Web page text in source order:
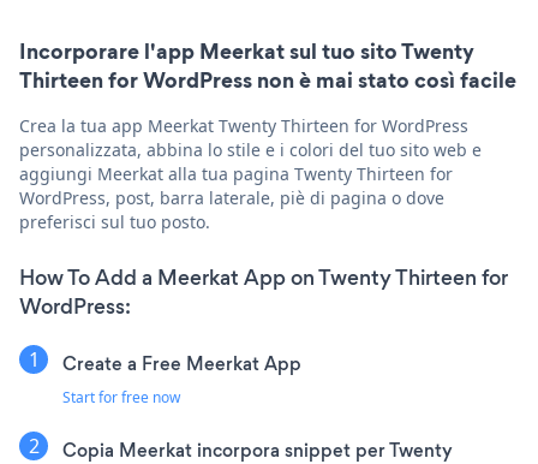
Incorporare l'app Meerkat sul tuo sito Twenty
Thirteen for WordPress non è mai stato così facile
Crea la tua app Meerkat Twenty Thirteen for WordPress
personalizzata, abbina lo stile e i colori del tuo sito web e
aggiungi Meerkat alla tua pagina Twenty Thirteen for
WordPress, post, barra laterale, piè di pagina o dove
preferisci sul tuo posto.
How To Add a Meerkat App on Twenty Thirteen for
WordPress:
Create a Free Meerkat App
Start for free now
Copia Meerkat incorpora snippet per Twenty